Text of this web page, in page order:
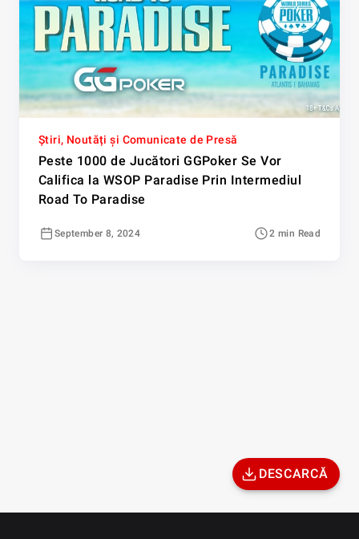
Știri, Noutăți și Comunicate de Presă
Peste 1000 de Jucători GGPoker Se Vor
Califica la WSOP Paradise Prin Intermediul
Road To Paradise
September 8, 2024 2 min Read
DESCARCĂ